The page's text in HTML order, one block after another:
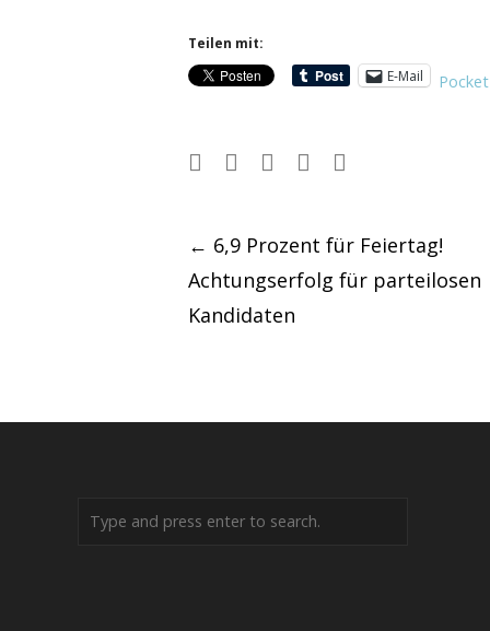
Teilen mit:
E-Mail
Pocket
Post
navigation
← 6,9 Prozent für Feiertag!
Achtungserfolg für parteilosen
Kandidaten